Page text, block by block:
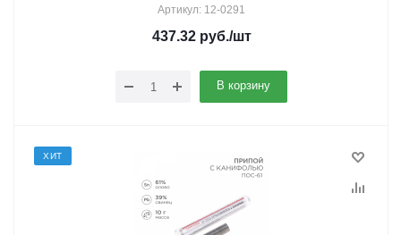
Артикул: 12-0291
437.32руб./шт
В корзину
ХИТ